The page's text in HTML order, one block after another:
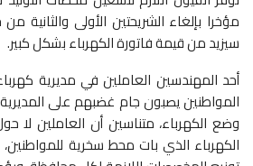
مؤخرا بإلغاء الشريحتين الأولى والثانية
سيزيد من قيمة فاتورة الكهرباء بشكل كبير.
أحد المهندسين العاملين في مديرية
المواطنين يصبون جام غضبهم على
وضع الكهرباء، متناسين أن العاملين لا
الكهرباء الذي بات محط سخرية